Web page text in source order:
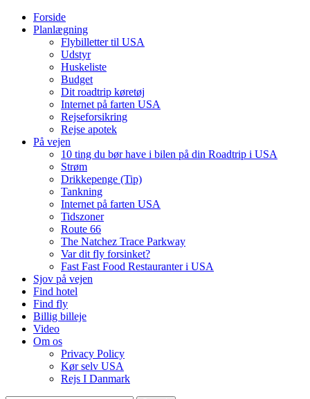
Forside
Planlægning
Flybilletter til USA
Udstyr
Huskeliste
Budget
Dit roadtrip køretøj
Internet på farten USA
Rejseforsikring
Rejse apotek
På vejen
10 ting du bør have i bilen på din Roadtrip i USA
Strøm
Drikkepenge (Tip)
Tankning
Internet på farten USA
Tidszoner
Route 66
The Natchez Trace Parkway
Var dit fly forsinket?
Fast Fast Food Restauranter i USA
Sjov på vejen
Find hotel
Find fly
Billig billeje
Video
Om os
Privacy Policy
Kør selv USA
Rejs I Danmark